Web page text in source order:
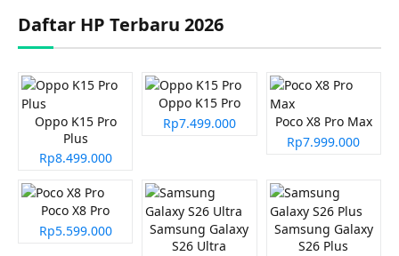
Daftar HP Terbaru 2026
Oppo K15 Pro
Plus
Rp8.499.000
Oppo K15 Pro
Rp7.499.000
Poco X8 Pro Max
Rp7.999.000
Poco X8 Pro
Rp5.599.000
Samsung Galaxy
S26 Ultra
Samsung Galaxy
S26 Plus